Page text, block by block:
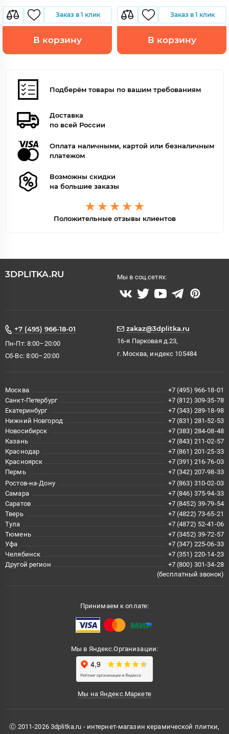
Заказ в 1 клик
В корзину
Заказ в 1 клик
В корзину
Подберём товары по вашим требованиям
Доставка
по всей России
Оплата наличными, картой или безналичным
платежом
Возможны скидки
на большие заказы
Положительные отзывы клиентов
3DPLITKA.RU Мы в соц.сетях:
+7 (495) 966-18-01
Пн-Пт: 8:00–20:00
Сб-Вс: 8:00–20:00
zakaz@3dplitka.ru
16-я Парковая д.23,
г. Москва, индекс 105484
Москва
+7 (495) 966-18-01
Санкт-Петербург
+7 (812) 309-35-78
Екатеринбург
+7 (343) 289-18-98
Нижний Новгород
+7 (831) 281-52-53
Новосибирск
+7 (383) 284-08-48
Казань
+7 (843) 211-02-57
Краснодар
+7 (861) 201-25-33
Красноярск
+7 (391) 216-76-03
Пермь
+7 (342) 207-98-33
Ростов-на-Дону
+7 (863) 310-02-03
Самара
+7 (846) 375-94-33
Саратов
+7 (8452) 39-79-54
Тверь
+7 (4822) 73-65-21
Тула
+7 (4872) 52-41-06
Тюмень
+7 (3452) 39-72-57
Уфа
+7 (347) 225-06-33
Челябинск
+7 (351) 220-14-23
Другой регион
+7 (800) 301-34-28
(бесплатный звонок)
Принимаем к оплате:
Мы в Яндекс.Организации:
Мы на Яндекс.Маркете
Ⓒ 2011-2026 3dplitka.ru - интернет-магазин керамической плитки,